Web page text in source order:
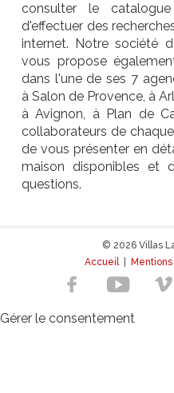
consulter le
d'effectuer des
internet. Notre société
vous propose
dans l'une de ses 7
à Salon de Provence, à
à Avignon, à Plan de
collaborateurs de
de vous présenter en
maison disponibles et
questions.
© 2026 Villas
Accueil|
Gérer le consentement